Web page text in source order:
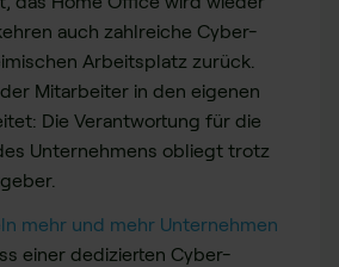
auch zahlreiche Cyber-
Arbeitsplatz zurück.
Mitarbeiter in den eigenen
Die Verantwortung für die
Unternehmens obliegt trotz
mehr und mehr Unternehmen
einer dedizierten Cyber-